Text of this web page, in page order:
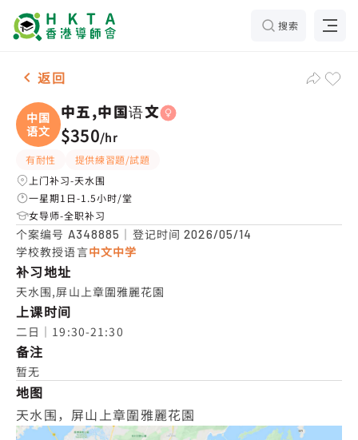
搜索
女-1名 中五,中国语文，天水围 补习推介
返回
中国
语文
中五,中国语文
$350/hr
有耐性
提供練習題/試題
上门补习-天水围
一星期1日-1.5小时/堂
女导师-全职补习
个案编号 A348885 ｜登记时间2026/05/14
学校教授语言中文中学
补习地址
天水围,屏山上章圍雅麗花園
上课时间
二日｜19:30-21:30
备注
暂无
地图
天水围，屏山上章圍雅麗花園